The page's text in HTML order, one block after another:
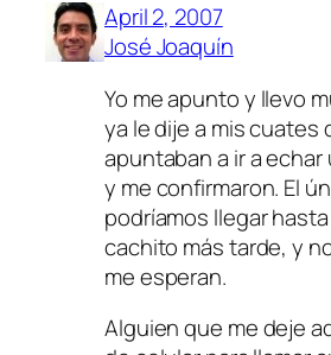
April 2, 2007
José Joaquín
Yo me apunto y llevo
ya le dije a mis cuates
apuntaban a ir a echar
y me confirmaron. El
podríamos llegar
cachito más tarde, y
me esperan.
Alguien que me deje